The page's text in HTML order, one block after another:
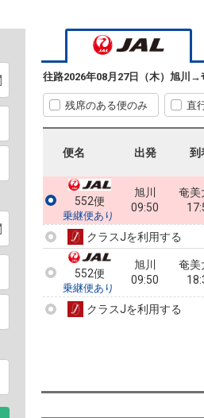
往路2026年08月27日（木） 旭川 →
残席のある便のみ 直
便名 出発 到
552便
乗継便あり
旭川
09:50
奄美
クラスJを利用する
552便
乗継便あり
旭川
09:50
奄美
クラスJを利用する